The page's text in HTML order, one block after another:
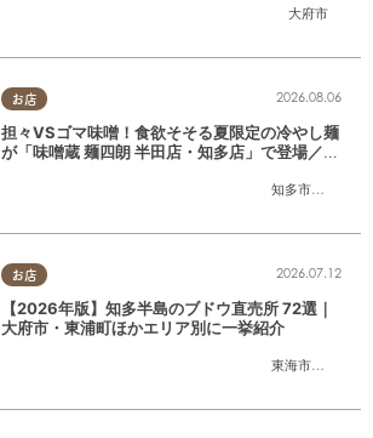
大府市
お店
知多市
,半田市
2026.08.06
担々VSゴマ味噌！食欲そそる夏限定の冷やし麺
が「味噌蔵 麺四朗 半田店・知多店」で登場／ち
お店
東海市
,大府市
2026.07.12
【2026年版】知多半島のブドウ直売所 72選｜
大府市・東浦町ほかエリア別に一挙紹介